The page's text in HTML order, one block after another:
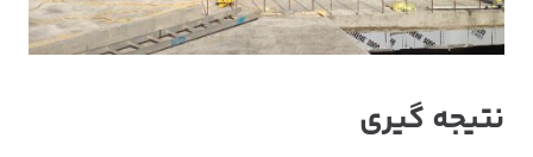
نتیجه گیری